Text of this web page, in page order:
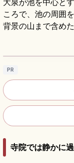
ころで、池の周囲
背景の山まで含め
平泉 毛越寺ガイ
PR
寺院では静かに